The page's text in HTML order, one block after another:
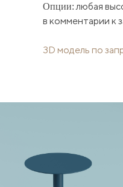
Опции:любая
в комментарии к
3D модель по